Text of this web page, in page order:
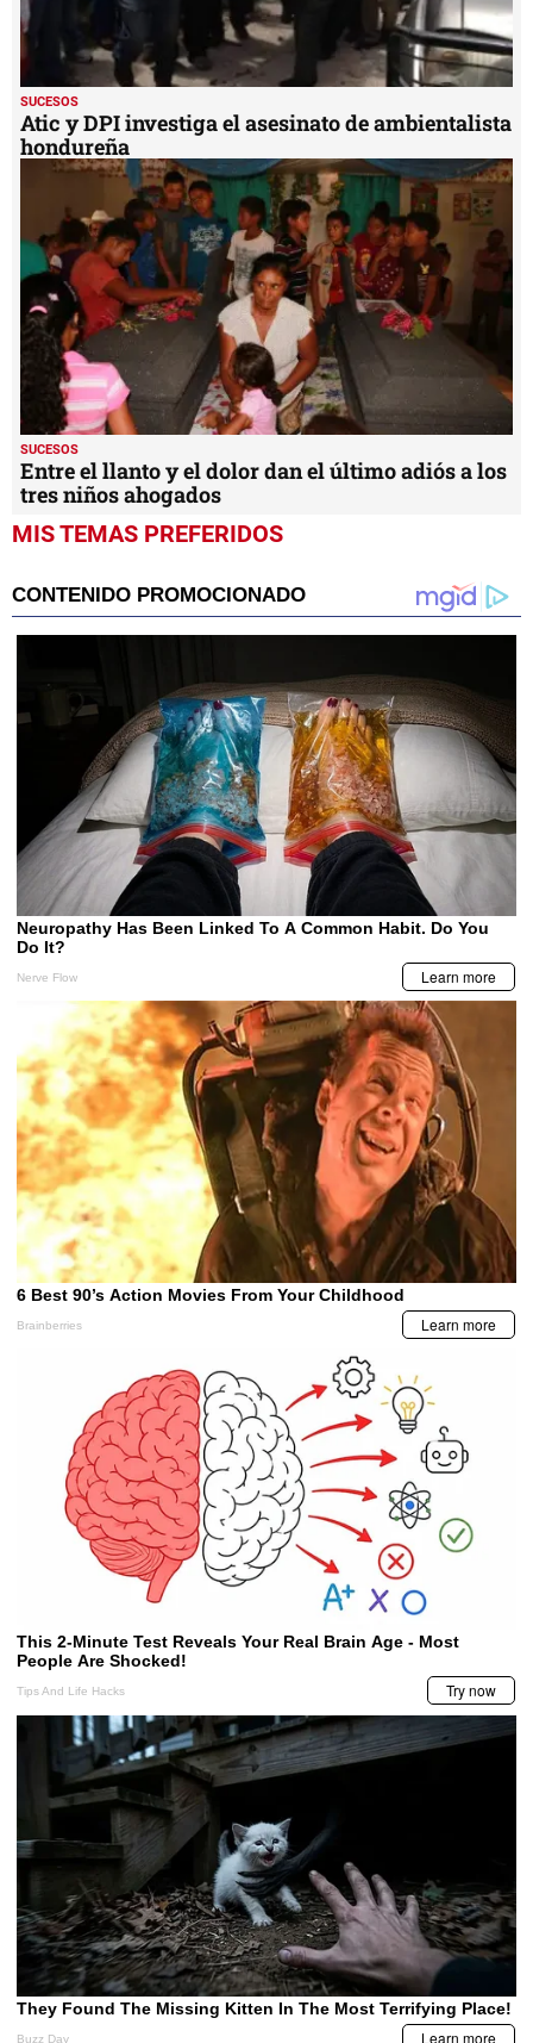
SUCESOS
Atic y DPI investiga el asesinato de ambientalista
hondureña
SUCESOS
Entre el llanto y el dolor dan el último adiós a los
tres niños ahogados
MIS TEMAS PREFERIDOS